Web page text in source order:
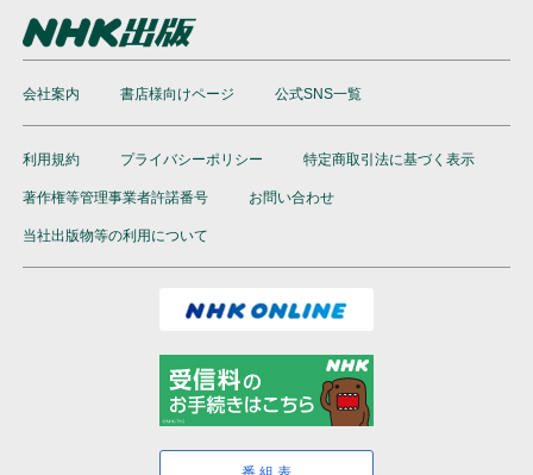
会社案内 書店様向けページ 公式SNS一覧
利用規約 プライバシーポリシー 特定商取引法に基づく表示
著作権等管理事業者許諾番号 お問い合わせ
当社出版物等の利用について